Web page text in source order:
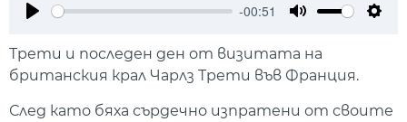
-00:51
Трети и последен ден от визитата на
британския крал Чарлз Трети във Франция.
След като бяха сърдечно изпратени от своите